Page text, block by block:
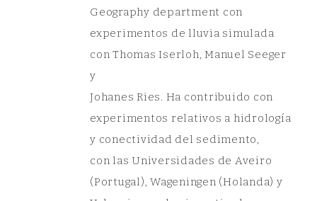
Geography department con
experimentos de lluvia simulada
con Thomas Iserloh, Manuel Seeger
y
Johanes Ries. Ha contribuido con
experimentos relativos a hidrología
y conectividad del sedimento,
con las Universidades de Aveiro
(Portugal), Wageningen (Holanda) y